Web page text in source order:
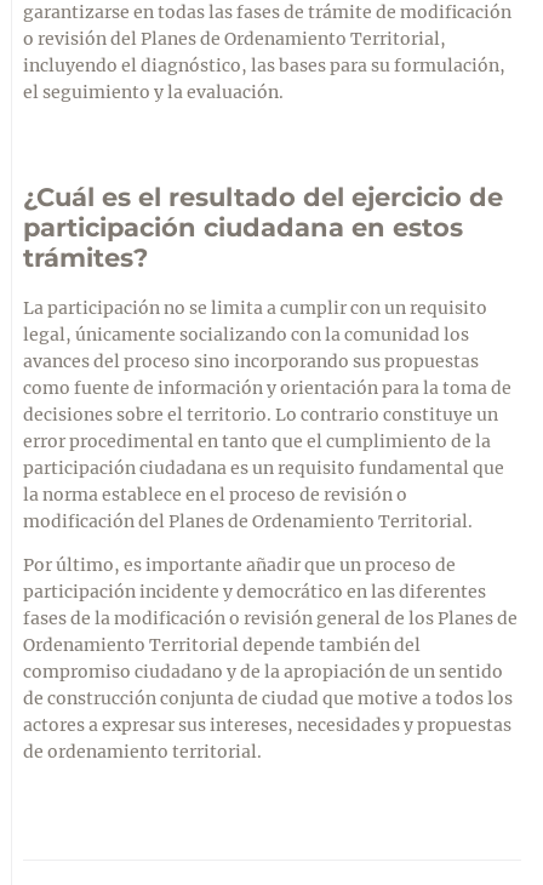
garantizarse en todas las fases de trámite de modificación
o revisión del Planes de Ordenamiento Territorial,
incluyendo el diagnóstico, las bases para su formulación,
el seguimiento y la evaluación.
¿Cuál es el resultado del ejercicio de
participación ciudadana en estos
trámites?
La participación no se limita a cumplir con un requisito
legal, únicamente socializando con la comunidad los
avances del proceso sino incorporando sus propuestas
como fuente de información y orientación para la toma de
decisiones sobre el territorio. Lo contrario constituye un
error procedimental en tanto que el cumplimiento de la
participación ciudadana es un requisito fundamental que
la norma establece en el proceso de revisión o
modificación del Planes de Ordenamiento Territorial.
Por último, es importante añadir que un proceso de
participación incidente y democrático en las diferentes
fases de la modificación o revisión general de los Planes de
Ordenamiento Territorial depende también del
compromiso ciudadano y de la apropiación de un sentido
de construcción conjunta de ciudad que motive a todos los
actores a expresar sus intereses, necesidades y propuestas
de ordenamiento territorial.